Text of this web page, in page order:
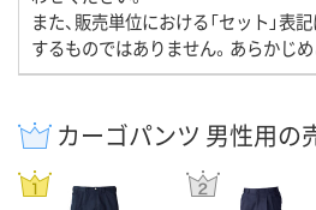
また、販売単位における「セット」表
するものではありません。あらかじめ
カーゴパンツ 男性用の